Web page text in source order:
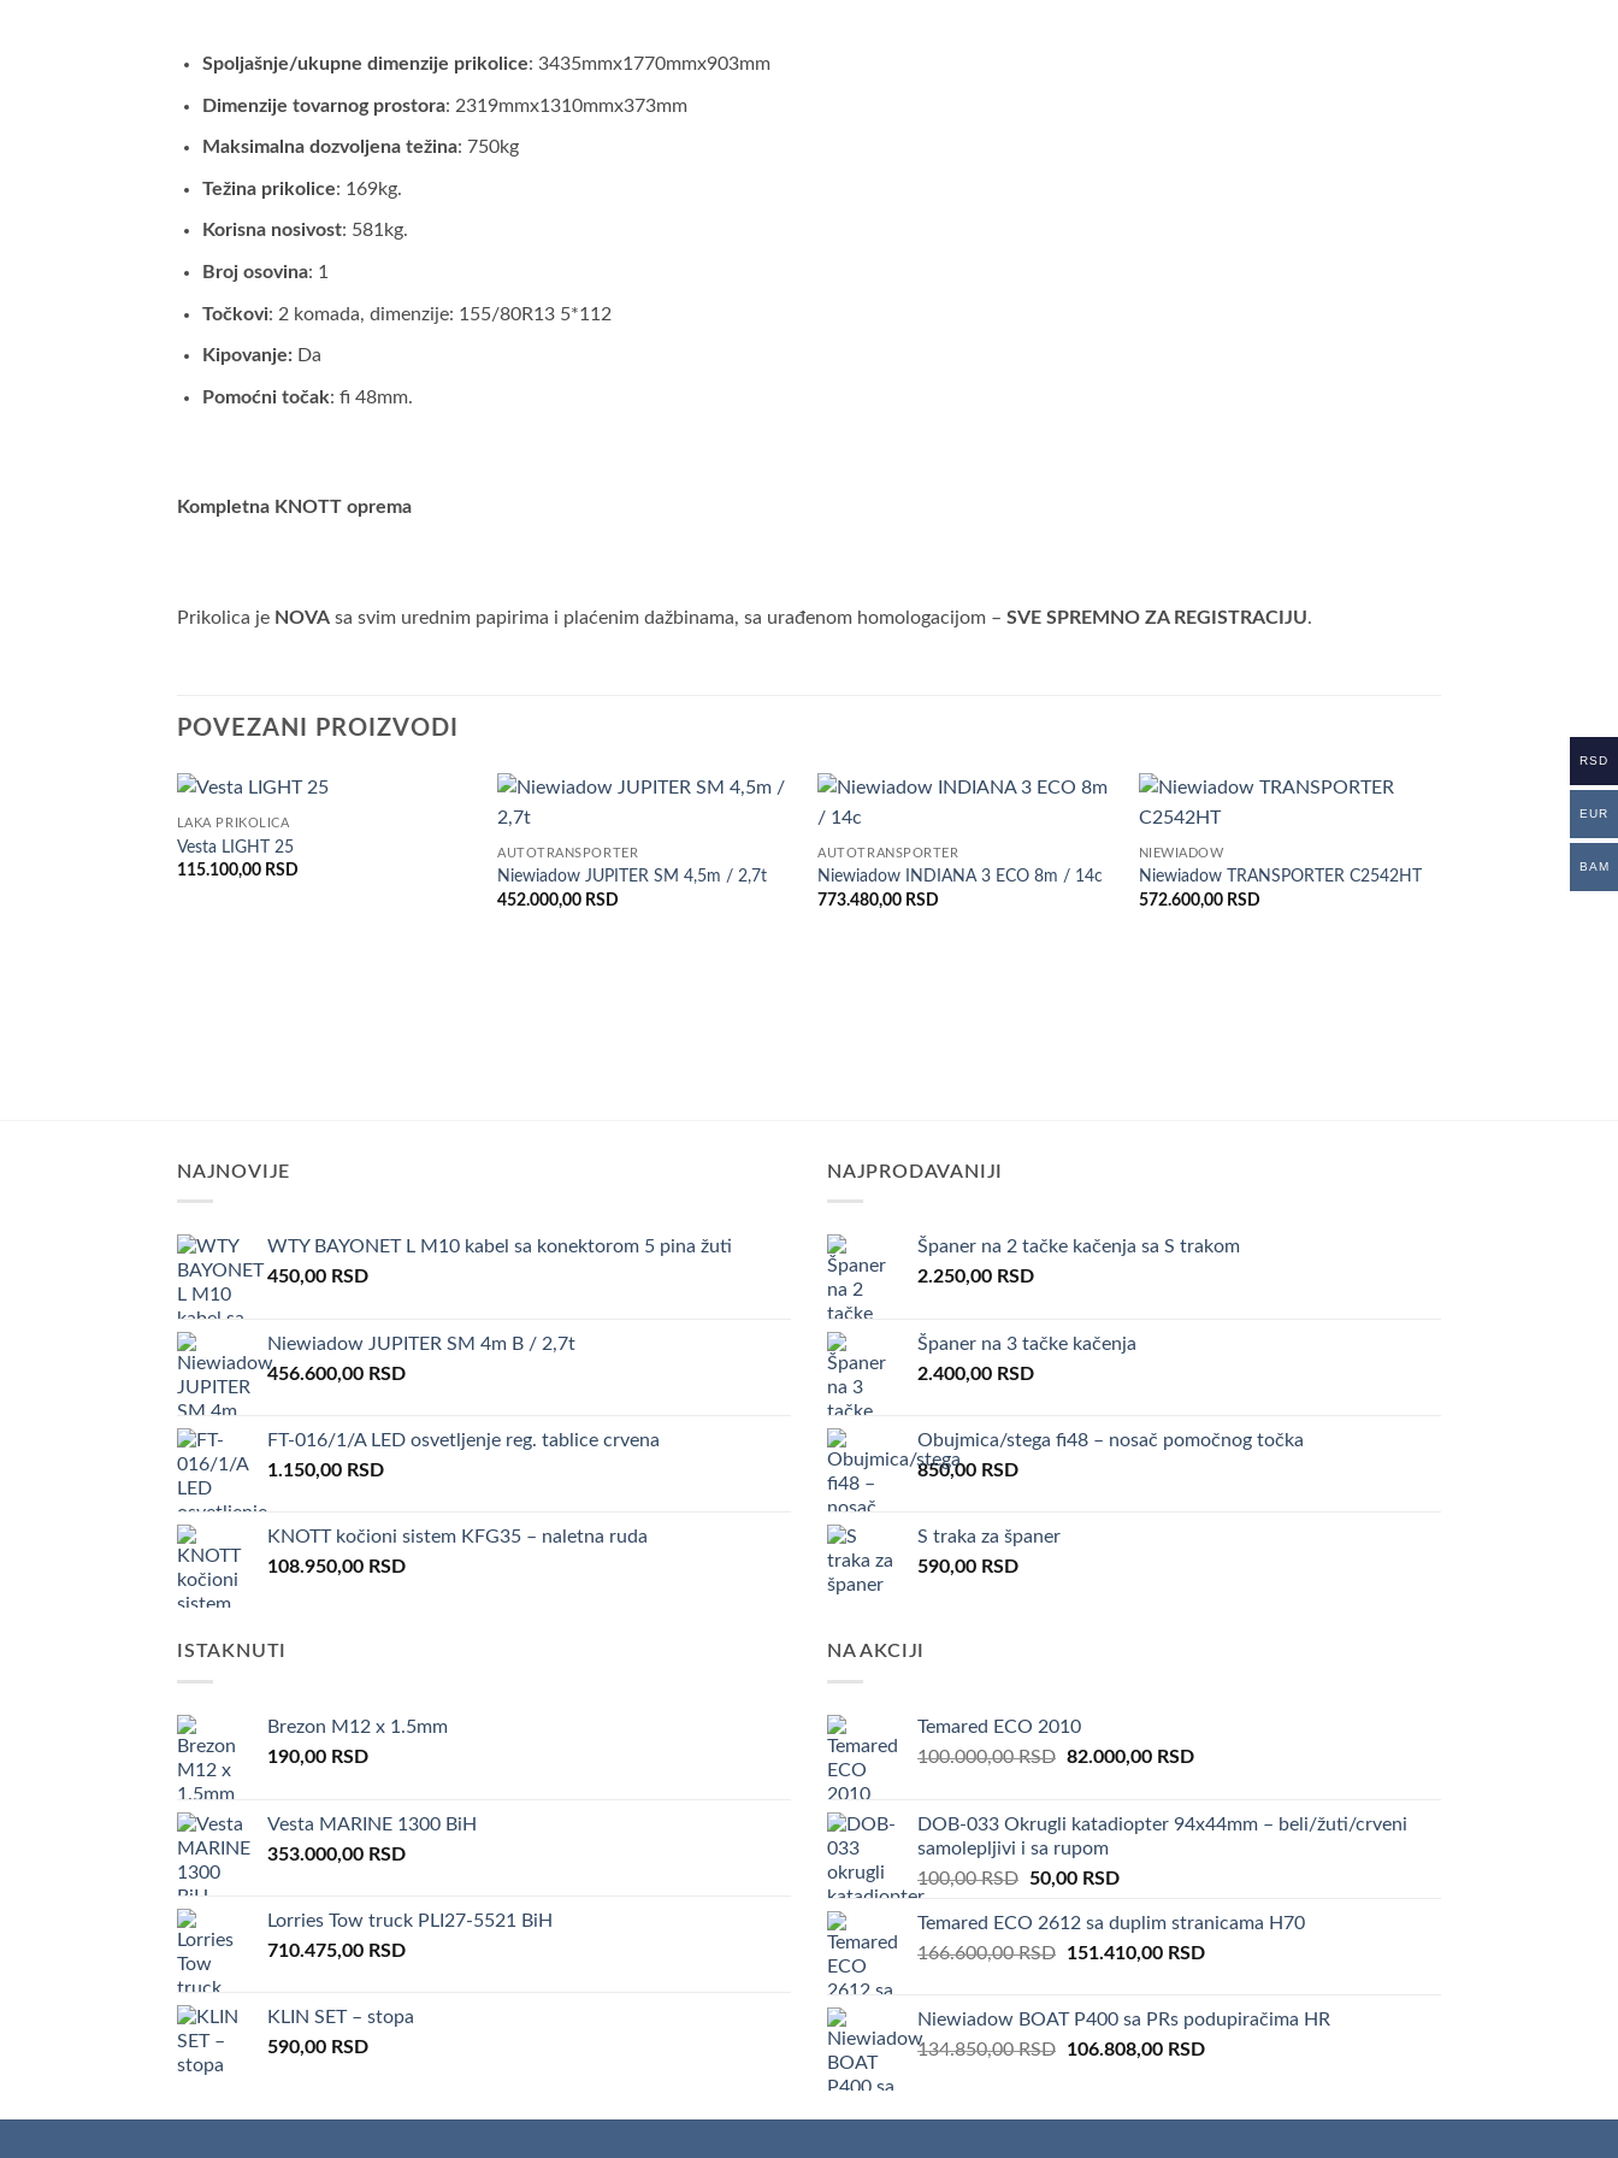
Spoljašnje/ukupne dimenzije prikolice: 3435mmx1770mmx903mm
Dimenzije tovarnog prostora: 2319mmx1310mmx373mm
Maksimalna dozvoljena težina: 750kg
Težina prikolice: 169kg.
Korisna nosivost: 581kg.
Broj osovina: 1
Točkovi: 2 komada, dimenzije: 155/80R13 5*112
Kipovanje:Da
Pomoćni točak: fi 48mm.
Kompletna KNOTT oprema
Prikolica je NOVA sa svim urednim papirima i plaćenim dažbinama, sa urađenom homologacijom – SVE SPREMNO ZA REGISTRACIJU.
POVEZANI PROIZVODI
LAKA PRIKOLICA
Vesta LIGHT 25
115.100,00 RSD
želja
AUTOTRANSPORTER
Niewiadow JUPITER SM 4,5m / 2,7t
452.000,00 RSD
želja
AUTOTRANSPORTER
Niewiadow INDIANA 3 ECO 8m / 14c
773.480,00 RSD
želja
NIEWIADOW
Niewiadow TRANSPORTER C2542HT
572.600,00 RSD
NAJNOVIJE
WTY BAYONET L M10 kabel sa konektorom 5 pina žuti
450,00 RSD
Niewiadow JUPITER SM 4m B / 2,7t
456.600,00 RSD
FT-016/1/A LED osvetljenje reg. tablice crvena
1.150,00 RSD
KNOTT kočioni sistem KFG35 – naletna ruda
108.950,00 RSD
NAJPRODAVANIJI
Španer na 2 tačke kačenja sa S trakom
2.250,00 RSD
Španer na 3 tačke kačenja
2.400,00 RSD
Obujmica/stega fi48 – nosač pomočnog točka
850,00 RSD
S traka za španer
590,00 RSD
ISTAKNUTI
Brezon M12 x 1.5mm
190,00 RSD
Vesta MARINE 1300 BiH
353.000,00 RSD
Lorries Tow truck PLI27-5521 BiH
710.475,00 RSD
KLIN SET – stopa
590,00 RSD
NA AKCIJI
Temared ECO 2010
100.000,00RSD Original
100.000,00 RSD.
82.000,00 RSDCurrent
82.000,00 RSD.
DOB-033 Okrugli katadiopter 94x44mm – beli/žuti/crveni
samolepljivi i sa rupom
100,00RSD
Original
was:
100,00 RSD.
50,00 RSDCurrent
is:
50,00 RSD.
Temared ECO 2612 sa duplim stranicama H70
166.600,00RSD
Original
166.600,00 RSD.
151.410,00 RSDCurrent
151.410,00 RSD.
Niewiadow BOAT P400 sa PRs podupiračima HR
134.850,00RSD
Original
134.850,00 RSD.
106.808,00 RSDCurrent
106.808,00 RSD.
RSD
EUR
BAM